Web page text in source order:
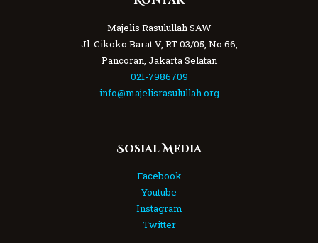
Majelis Rasulullah SAW
Jl. Cikoko Barat V, RT 03/05, No 66,
Pancoran, Jakarta Selatan
021-7986709
info@majelisrasulullah.org
Sosial Media
Facebook
Youtube
Instagram
Twitter